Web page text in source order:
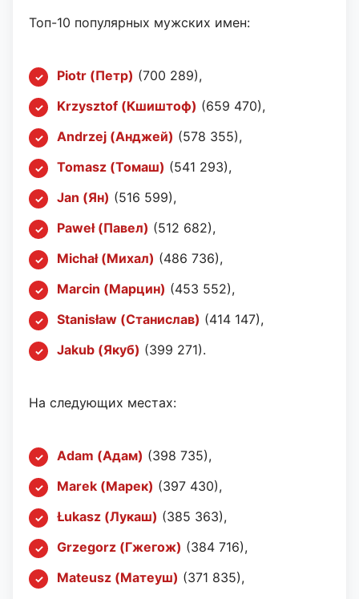
Топ-10 популярных мужских имен:
Piotr (Петр) (700 289),
Krzysztof (Кшиштоф) (659 470),
Andrzej (Анджей) (578 355),
Tomasz (Томаш) (541 293),
Jan (Ян) (516 599),
Paweł (Павел) (512 682),
Michał (Михал) (486 736),
Marcin (Марцин) (453 552),
Stanisław (Станислав) (414 147),
Jakub (Якуб) (399 271).
На следующих местах:
Adam (Адам) (398 735),
Marek (Марек) (397 430),
Łukasz (Лукаш) (385 363),
Grzegorz (Гжегож) (384 716),
Mateusz (Матеуш) (371 835),